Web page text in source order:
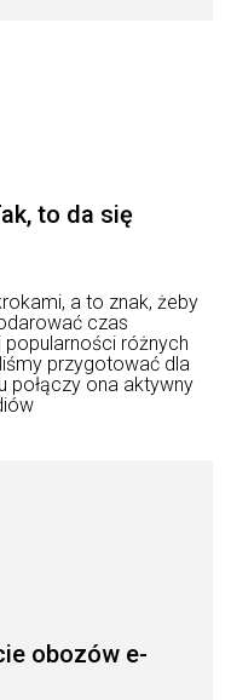
to da się
a to znak, żeby
czas
różnych
przygotować dla
połączy ona aktywny
obozów e-